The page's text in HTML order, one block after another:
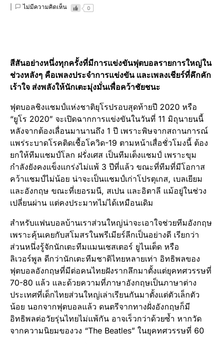
ไม่มีความคิดเห็น 0
สีสันอย่างหนึ่งทุกครั้งที่มีการแข่งขันฟุตบอลรายการใหญ่ใน
ช่วงหลังๆ คือเพลงประจำการแข่งขัน และเพลงเชียร์ที่คึกคัก
เร้าใจ ส่งพลังให้นักเตะมุ่งมั่นเพื่อคว้าชัยชนะ
ฟุตบอลชิงแชมป์แห่งชาติยุโรปรอบสุดท้ายปี 2020 หรือ
“ยูโร 2020” จะเปิดฉากการแข่งขันในวันที่ 11 มิถุนายนนี้
หลังจากต้องเลื่อนมานานถึง 1 ปี เพราะพิษจากสถานการณ์
แพร่ระบาดโรคติดเชื้อโควิด-19 ตามหน้าเสื่อชั่วโมงนี้ ต้อง
ยกให้ทีมแชมป์โลก ฝรั่งเศส เป็นทีมเต็งแชมป์ เพราะขุม
กำลังยังคงแข็งแกร่งไม่แพ้ 3 ปีที่แล้ว ขณะที่ทีมที่มีโอกาส
คว้าแชมป์ไม่น้อย น่าจะเป็นแชมป์เก่าโปรตุเกส, เบลเยียม
และอังกฤษ ขณะที่เยอรมนี, สเปน และอิตาลี แม้อยู่ในช่วง
เปลี่ยนผ่าน แต่คงประมาทไม่ได้เหมือนเดิม
สำหรับแฟนบอลบ้านเราส่วนใหญ่น่าจะเอาใจช่วยทีมอังกฤษ
เพราะคุ้นเคยกับสโมสรในพรีเมียร์ลีกเป็นอย่างดี เรียกว่า
ส่วนหนึ่งรู้จักนักเตะทีมแมนเชสเตอร์ ยูไนเต็ด หรือ
ลิเวอร์พูล ดีกว่านักเตะทีมชาติไทยหลายเท่า อิทธิพลของ
ฟุตบอลอังกฤษที่มีต่อคนไทยฝังรากลึกมาตั้งแต่ยุคทศวรรษที่
70-80 แล้ว และด้วยความที่ภาษาอังกฤษเป็นภาษาต่าง
ประเทศที่เด็กไทยส่วนใหญ่เล่าเรียนกันมาตั้งแต่ตัวเล็กตัว
น้อย นอกจากฟุตบอลแล้ว ดนตรีจากทางฝั่งอังกฤษก็มี
อิทธิพลต่อวัยรุ่นไทยไม่แพ้กัน อาจเร็วกว่าด้วยซ้ำ หากวัด
จากความนิยมของวง “The Beatles” ในยุคทศวรรษที่ 60